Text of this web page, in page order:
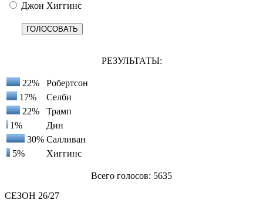
Джон Хиггинс
РЕЗУЛЬТАТЫ:
22%
Робертсон
17%
Селби
22%
Трамп
1%
Дин
30% Салливан
5%
Хиггинс
Всего голосов: 5635
СЕЗОН 26/27